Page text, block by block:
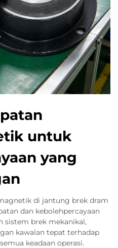
untuk
yang
di jantung brek dram
dan kebolehpercayaan
sistem brek mekanikal,
kawalan tepat terhadap
keadaan operasi.